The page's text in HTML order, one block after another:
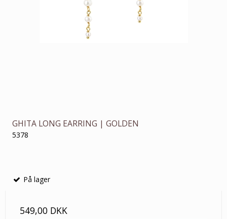
GHITA LONG EARRING | GOLDEN
5378
På lager
549,00 DKK